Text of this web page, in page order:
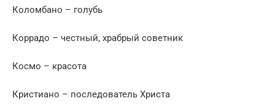
Коломбано – голубь
Коррадо – честный, храбрый советник
Космо – красота
Кристиано – последователь Христа